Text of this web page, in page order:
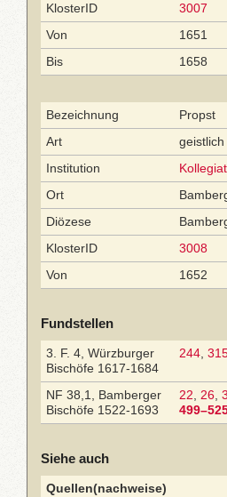
KlosterID
3007
Von
1651
Bis
1658
Bezeichnung
Propst
Art
geistlich
Institution
Ort
Diözese
KlosterID
3008
Von
1652
Fundstellen
3. F. 4, Würzburger
Bischöfe 1617-1684
244
NF 38,1, Bamberger
Bischöfe 1522-1693
22 26
Siehe auch
Quellen(nachweise)